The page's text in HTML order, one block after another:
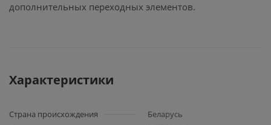
дополнительных переходных элементов.
Характеристики
Страна происхождения
Беларусь